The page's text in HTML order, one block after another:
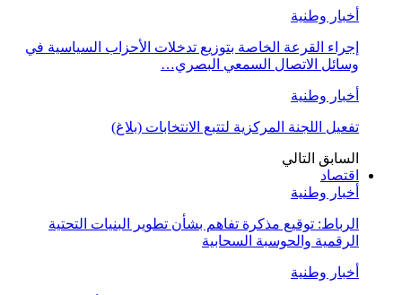
أخبار وطنية
إجراء القرعة الخاصة بتوزيع تدخلات الأحزاب السياسية في
وسائل الاتصال السمعي البصري…
أخبار وطنية
تفعيل اللجنة المركزية لتتبع الانتخابات (بلاغ)
السابق التالي
اقتصاد
أخبار وطنية
الرباط: توقيع مذكرة تفاهم بشأن تطوير البنيات التحتية
الرقمية والحوسبة السحابية
أخبار وطنية